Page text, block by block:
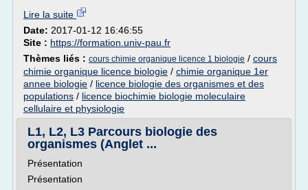
Lire la suite
Date: 2017-01-12 16:46:55
Site : https://formation.univ-pau.fr
Thèmes liés : cours chimie organique licence 1 biologie / cours
chimie organique licence biologie / chimie organique 1er
annee biologie / licence biologie des organismes et des
populations / licence biochimie biologie moleculaire
cellulaire et physiologie
L1, L2, L3 Parcours biologie des
organismes (Anglet ...
Présentation
Présentation